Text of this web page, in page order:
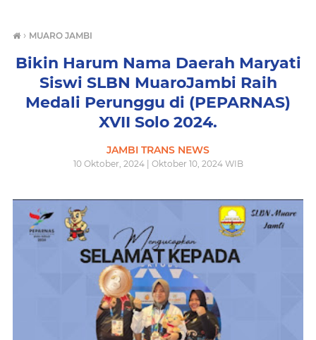
› MUARO JAMBI
Bikin Harum Nama Daerah Maryati
Siswi SLBN MuaroJambi Raih
Medali Perunggu di (PEPARNAS)
XVII Solo 2024.
JAMBI TRANS NEWS
10 Oktober, 2024 | Oktober 10, 2024 WIB